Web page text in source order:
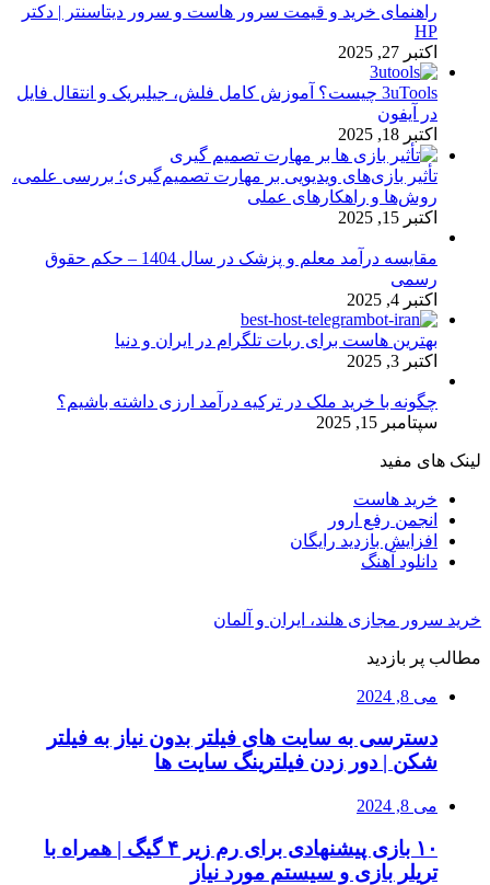
راهنمای خرید و قیمت سرور هاست و سرور دیتاسنتر | دکتر
HP
اکتبر 27, 2025
3uTools چیست؟ آموزش کامل فلش، جیلبریک و انتقال فایل
در آیفون
اکتبر 18, 2025
تأثیر بازی‌های ویدیویی بر مهارت تصمیم‌گیری؛ بررسی علمی،
روش‌ها و راهکارهای عملی
اکتبر 15, 2025
مقایسه درآمد معلم و پزشک در سال 1404 – حکم حقوق
رسمی
اکتبر 4, 2025
بهترین هاست برای ربات تلگرام در ایران و دنیا
اکتبر 3, 2025
چگونه با خرید ملک در ترکیه درآمد ارزی داشته باشیم؟
سپتامبر 15, 2025
لینک های مفید
خرید هاست
انجمن رفع ارور
افزایش بازدید رایگان
دانلود آهنگ
خرید سرور مجازی هلند، ایران و آلمان
مطالب پر بازدید
می 8, 2024
دسترسی به سایت های فیلتر بدون نیاز به فیلتر
شکن | دور زدن فیلترینگ سایت ها
می 8, 2024
۱۰ بازی پیشنهادی برای رم زیر ۴ گیگ | همراه با
تریلر بازی و سیستم مورد نیاز